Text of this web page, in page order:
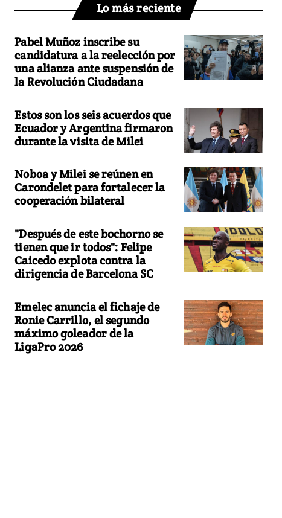
Lo más reciente
Pabel Muñoz inscribe su
candidatura a la reelección por
una alianza ante suspensión de
la Revolución Ciudadana
Estos son los seis acuerdos que
Ecuador y Argentina firmaron
durante la visita de Milei
Noboa y Milei se reúnen en
Carondelet para fortalecer la
cooperación bilateral
"Después de este bochorno se
tienen que ir todos": Felipe
Caicedo explota contra la
dirigencia de Barcelona SC
Emelec anuncia el fichaje de
Ronie Carrillo, el segundo
máximo goleador de la
LigaPro 2026